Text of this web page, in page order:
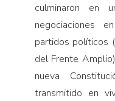
culminaron en
negociaciones
partidos políticos
del Frente
nueva
transmitido en